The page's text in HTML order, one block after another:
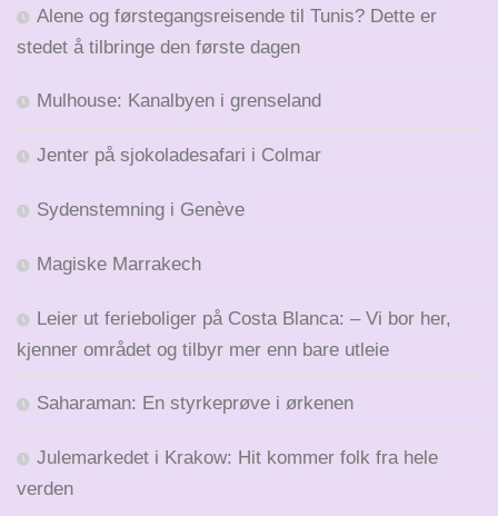
Alene og førstegangsreisende til Tunis? Dette er
stedet å tilbringe den første dagen
Mulhouse: Kanalbyen i grenseland
Jenter på sjokoladesafari i Colmar
Sydenstemning i Genève
Magiske Marrakech
Leier ut ferieboliger på Costa Blanca: – Vi bor her,
kjenner området og tilbyr mer enn bare utleie
Saharaman: En styrkeprøve i ørkenen
Julemarkedet i Krakow: Hit kommer folk fra hele
verden